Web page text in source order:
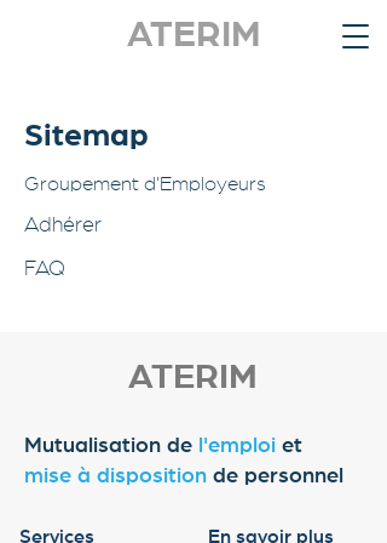
ATERIM
Sitemap
Groupement d'Employeurs
Adhérer
FAQ
ATERIM
​Mutualisation de l'emploi et
mise à disposition de personnel
Services En savoir plus